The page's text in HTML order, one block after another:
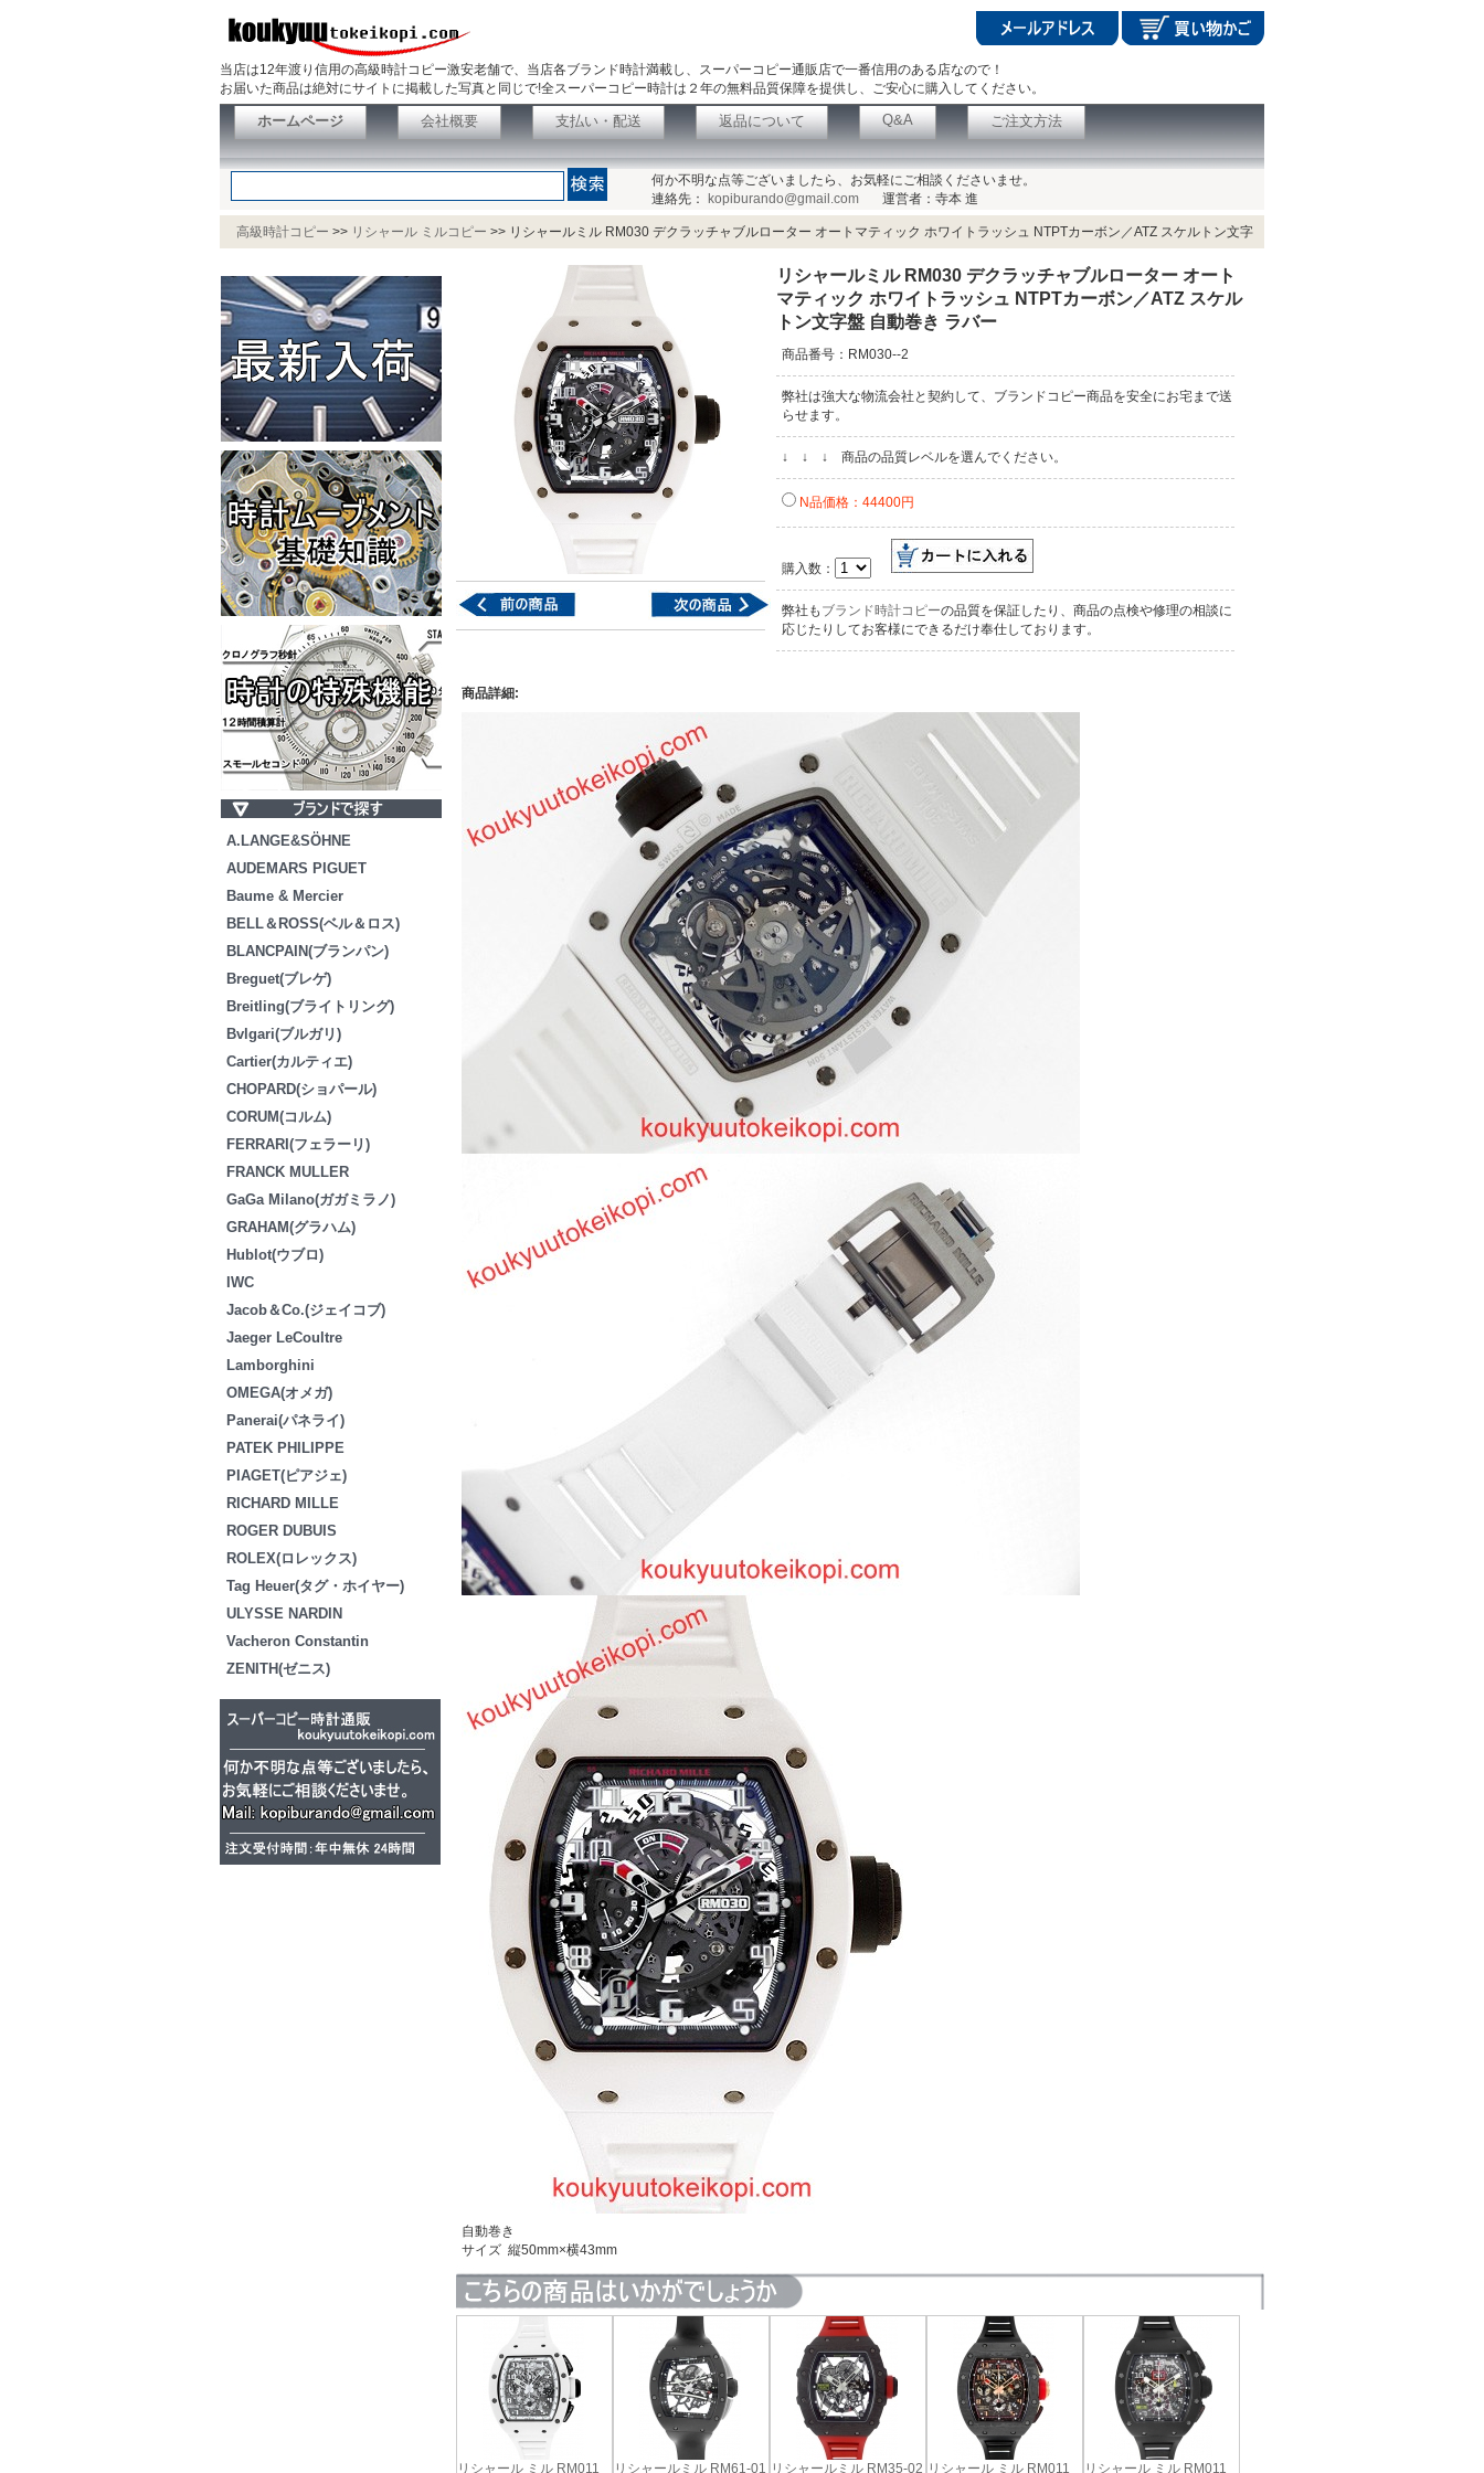
当店は12年渡り信用の高級時計コピー激安老舗で、当店各ブランド時計満載し、スーパーコピー通販店で一番信用のある店なので！
お届いた商品は絶対にサイトに掲載した写真と同じで!全スーパーコピー時計は２年の無料品質保障を提供し、ご安心に購入してください。
ホームページ 会社概要 支払い・配送 返品について Q&A ご注文方法
何か不明な点等ございましたら、お気軽にご相談くださいませ。
連絡先：
kopiburando@gmail.com 運営者：寺本 進
高級時計コピー >> リシャール ミルコピー >> リシャールミル RM030 デクラッチャブルローター オートマティック ホワイトラッシュ NTPTカーボン／ATZ スケルトン文字
A.LANGE&SÖHNE
AUDEMARS PIGUET
Baume & Mercier
BELL＆ROSS(ベル＆ロス)
BLANCPAIN(ブランパン)
Breguet(ブレゲ)
Breitling(ブライトリング)
Bvlgari(ブルガリ)
Cartier(カルティエ)
CHOPARD(ショパール)
CORUM(コルム)
FERRARI(フェラーリ)
FRANCK MULLER
GaGa Milano(ガガミラノ)
GRAHAM(グラハム)
Hublot(ウブロ)
IWC
Jacob＆Co.(ジェイコブ)
Jaeger LeCoultre
Lamborghini
OMEGA(オメガ)
Panerai(パネライ)
PATEK PHILIPPE
PIAGET(ピアジェ)
RICHARD MILLE
ROGER DUBUIS
ROLEX(ロレックス)
Tag Heuer(タグ・ホイヤー)
ULYSSE NARDIN
Vacheron Constantin
ZENITH(ゼニス)
リシャールミル RM030 デクラッチャブルローター オート
マティック ホワイトラッシュ NTPTカーボン／ATZ スケル
トン文字盤 自動巻き ラバー
商品番号：RM030--2
弊社は強大な物流会社と契約して、ブランドコピー商品を安全にお宅まで送
らせます。
↓ ↓ ↓ 商品の品質レベルを選んでください。
N品価格：44400円
購入数：
弊社も ブランド時計コピーの品質を保証したり、商品の点検や修理の相談に
応じたりしてお客様にできるだけ奉仕しております。
商品詳細:
自動巻き
サイズ 縦50mm×横43mm
リシャール ミル RM011 リシャールミル RM61-01 リシャールミル RM35-02 リシャール ミル RM011 リシャール ミル RM011